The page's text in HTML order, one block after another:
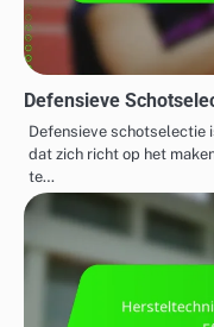
Defensieve
Defensieve schotselectie
dat zich richt op het
te…